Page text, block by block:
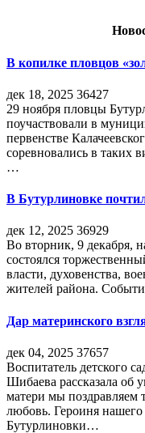
В копилке пловцов
дек 18, 2025 36427
29 ноября пловцы
поучаствовали в
первенстве
соревновались в таких
…
В Бутурлиновке
дек 12, 2025 36929
Во вторник, 9 декабря,
состоялся
власти, духовенства,
жителей района.
Дар материнского
дек 04, 2025 37657
Воспитатель детского
Шибаева рассказала об
матери мы поздравляем
любовь. Героиня нашего
Бутурлиновки…